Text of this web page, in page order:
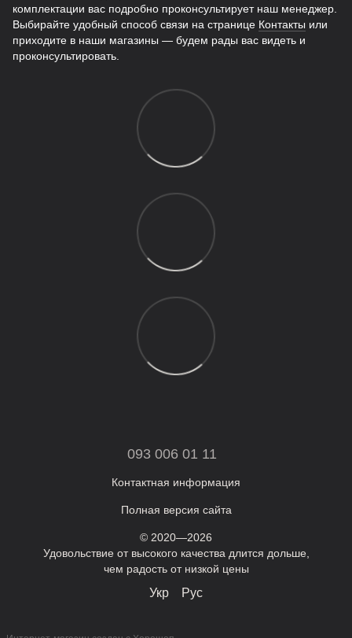
комплектации вас подробно проконсультирует наш менеджер.
Выбирайте удобный способ связи на странице Контакты или
приходите в наши магазины — будем рады вас видеть и
проконсультировать.
093 006 01 11
Контактная информация
Полная версия сайта
© 2020—2026
Удовольствие от высокого качества длится дольше,
чем радость от низкой цены
Укр Рус